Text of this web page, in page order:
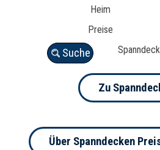
Heim
Preise
Suche
Zu
Über Spanndecken